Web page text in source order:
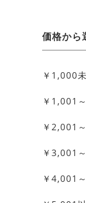
価格から
￥1,000
￥1,001
￥2,001
￥3,001
￥4,001